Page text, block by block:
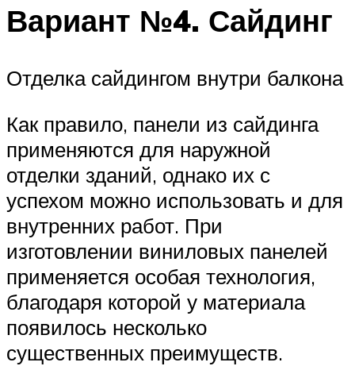
Вариант №4. Сайдинг
Отделка сайдингом внутри балкона
Как правило, панели из сайдинга
применяются для наружной
отделки зданий, однако их с
успехом можно использовать и для
внутренних работ. При
изготовлении виниловых панелей
применяется особая технология,
благодаря которой у материала
появилось несколько
существенных преимуществ.